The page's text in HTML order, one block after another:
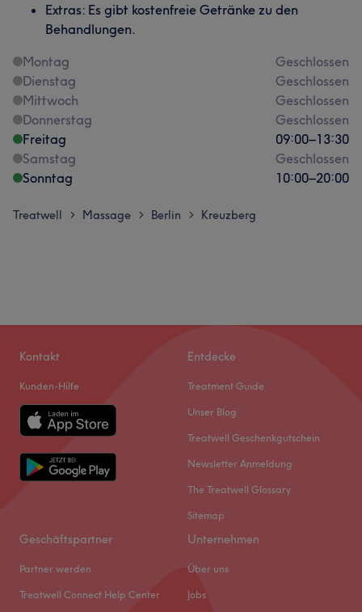
Extras: Es gibt kostenfreie Getränke zu den
Behandlungen.
Montag
Geschlossen
Dienstag
Geschlossen
Mittwoch
Geschlossen
Donnerstag
Geschlossen
Freitag
09:00–13:30
Samstag
Geschlossen
Sonntag
10:00–20:00
Treatwell > Massage > Berlin > Kreuzberg
Kontakt
Kunden-Hilfe
Entdecke
Treatment Guide
Unser Blog
Treatwell Geschenkgutschein
Newsletter Anmeldung
The Treatwell Glossary
Sitemap
Geschäftspartner
Partner werden
Treatwell Connect Help Center
Unternehmen
Über uns
Jobs